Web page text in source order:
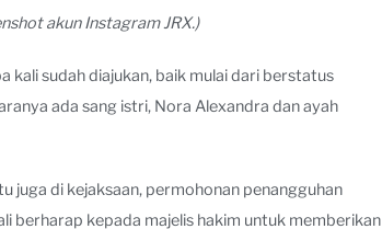
akun Instagram JRX.)
kali sudah diajukan, baik mulai dari berstatus
ada sang istri, Nora Alexandra dan ayah
juga di kejaksaan, permohonan penangguhan
berharap kepada majelis hakim untuk memberikan